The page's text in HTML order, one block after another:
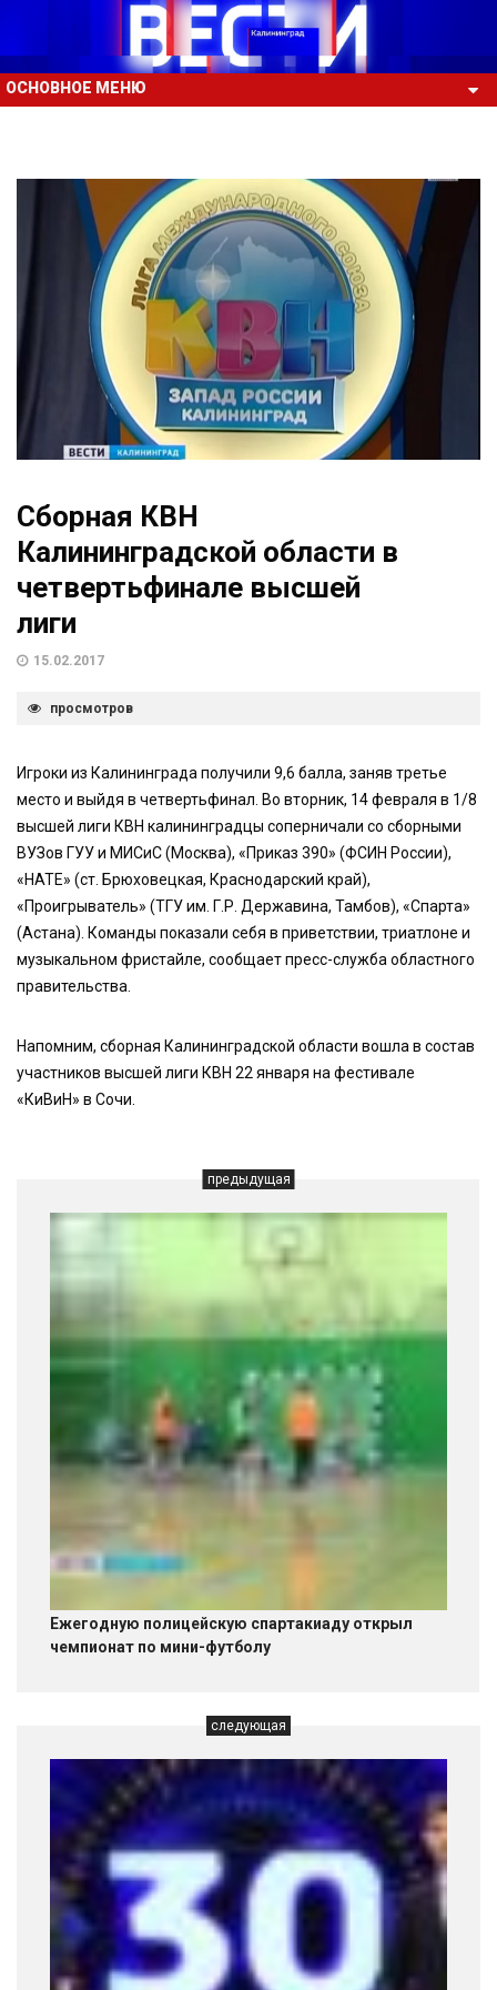
ОСНОВНОЕ МЕНЮ
Сборная КВН
Калининградской области в
четвертьфинале высшей
лиги
15.02.2017
просмотров
Игроки из Калининграда получили 9,6 балла, заняв третье
место и выйдя в четвертьфинал. Во вторник, 14 февраля в 1/8
высшей лиги КВН калининградцы соперничали со сборными
ВУЗов ГУУ и МИСиС (Москва), «Приказ 390» (ФСИН России),
«НАТЕ» (ст. Брюховецкая, Краснодарский край),
«Проигрыватель» (ТГУ им. Г.Р. Державина, Тамбов), «Спарта»
(Астана). Команды показали себя в приветствии, триатлоне и
музыкальном фристайле, сообщает пресс-служба областного
правительства.
Напомним, сборная Калининградской области вошла в состав
участников высшей лиги КВН 22 января на фестивале
«КиВиН» в Сочи.
предыдущая
Ежегодную полицейскую спартакиаду открыл
чемпионат по мини-футболу
следующая